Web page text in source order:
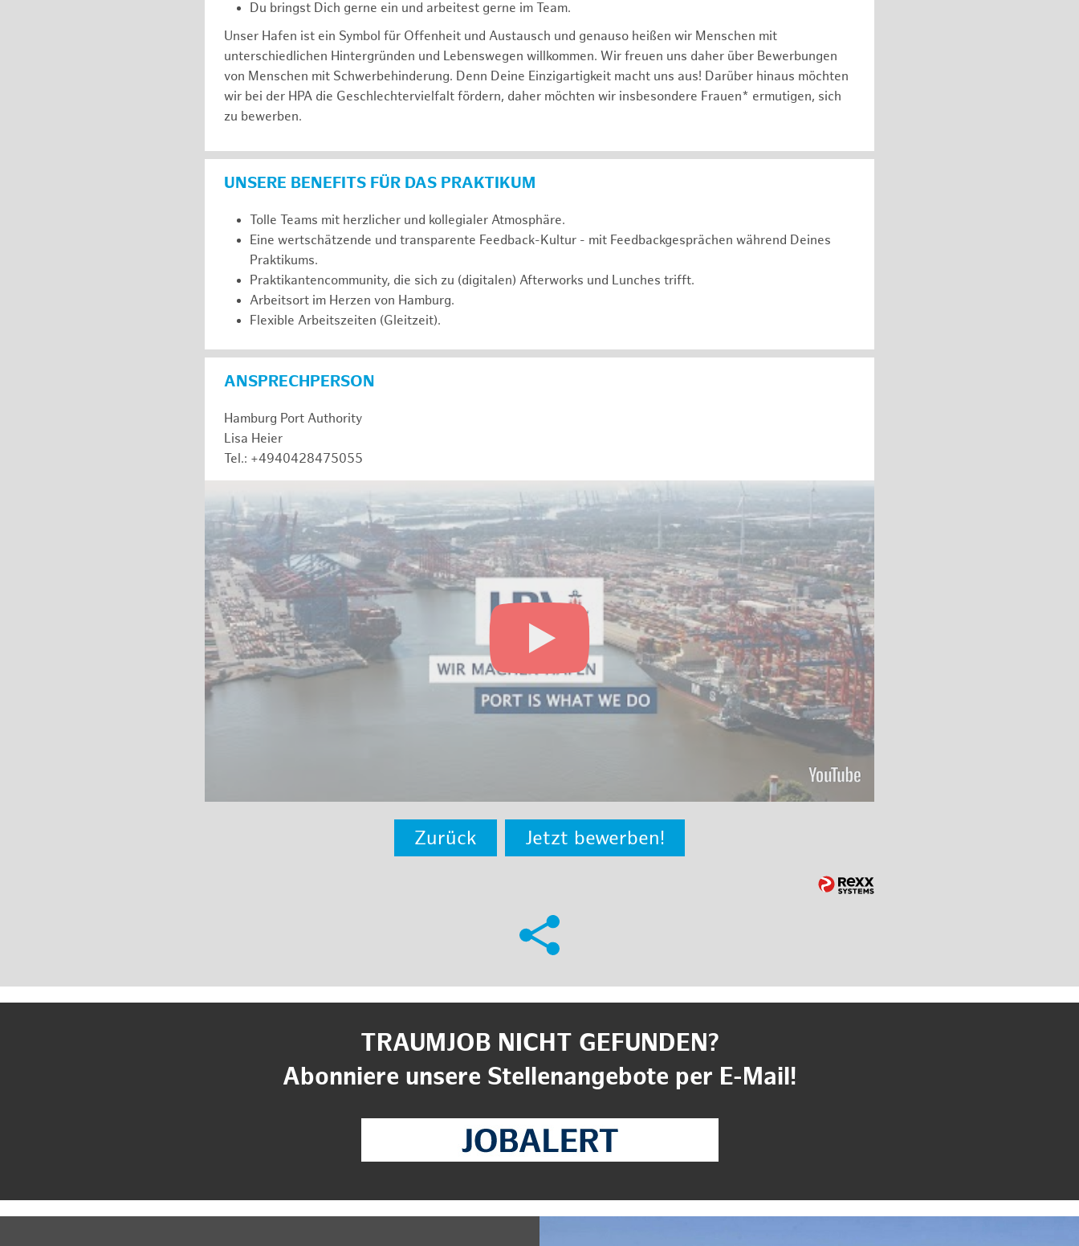
Du bringst Dich gerne ein und arbeitest gerne im Team.
Unser Hafen ist ein Symbol für Offenheit und Austausch und genauso heißen wir Menschen mit
unterschiedlichen Hintergründen und Lebenswegen willkommen. Wir freuen uns daher über Bewerbungen
von Menschen mit Schwerbehinderung. Denn Deine Einzigartigkeit macht uns aus! Darüber hinaus möchten
wir bei der HPA die Geschlechtervielfalt fördern, daher möchten wir insbesondere Frauen* ermutigen, sich
zu bewerben.
UNSERE BENEFITS FÜR DAS PRAKTIKUM
Tolle Teams mit herzlicher und kollegialer Atmosphäre.
Eine wertschätzende und transparente Feedback-Kultur - mit Feedbackgesprächen während Deines
Praktikums.
Praktikantencommunity, die sich zu (digitalen) Afterworks und Lunches trifft.
Arbeitsort im Herzen von Hamburg.
Flexible Arbeitszeiten (Gleitzeit).
ANSPRECHPERSON
Hamburg Port Authority
Lisa Heier
Tel.: +4940428475055
Zurück Jetzt bewerben!
TRAUMJOB NICHT GEFUNDEN?
Abonniere unsere Stellenangebote per E-Mail!